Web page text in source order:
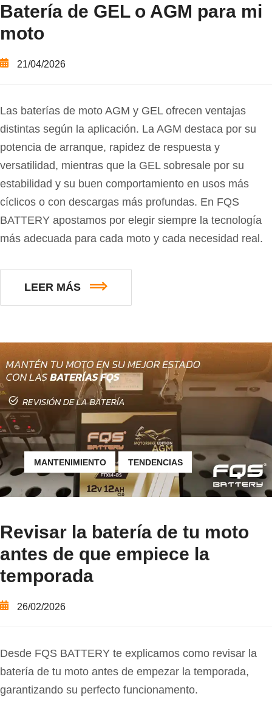
Batería de GEL o AGM para mi
moto
21/04/2026
Las baterías de moto AGM y GEL ofrecen ventajas
distintas según la aplicación. La AGM destaca por su
potencia de arranque, rapidez de respuesta y
versatilidad, mientras que la GEL sobresale por su
estabilidad y su buen comportamiento en usos más
cíclicos o con descargas más profundas. En FQS
BATTERY apostamos por elegir siempre la tecnología
más adecuada para cada moto y cada necesidad real.
LEER MÁS
MANTENIMIENTO TENDENCIAS
Revisar la batería de tu moto
antes de que empiece la
temporada
26/02/2026
Desde FQS BATTERY te explicamos como revisar la
batería de tu moto antes de empezar la temporada,
garantizando su perfecto funcionamento.